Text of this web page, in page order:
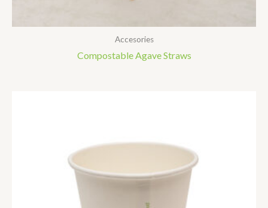
Accesories
Compostable Agave Straws